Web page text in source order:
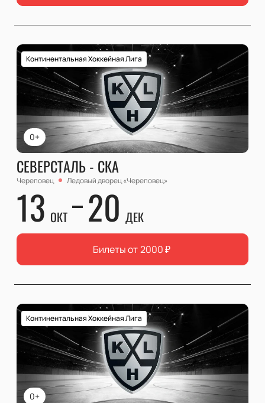
0+
Континентальная Хоккейная Лига
СЕВЕРСТАЛЬ - СКА
Череповец Ледовый дворец «Череповец»
13 ОКТ 20 ДЕК
Билеты от 2000₽
0+
Континентальная Хоккейная Лига